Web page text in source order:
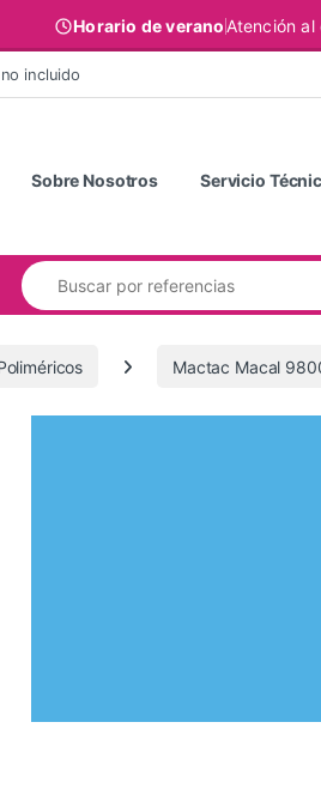
Horario de veranoAtención al
incluido
Sobre Nosotros Servicio
Buscar:
Mactac Macal